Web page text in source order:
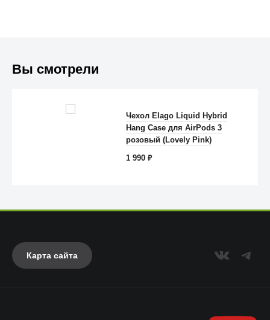
Anker
Вы смотрели
Чехол Elago Liquid Hybrid
Hang Case для AirPods 3
розовый (Lovely Pink)
1 990₽
Карта сайта